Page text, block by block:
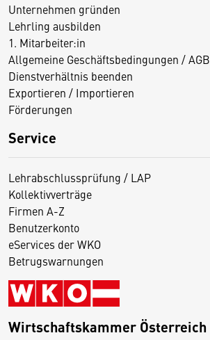
Unternehmen gründen
Lehrling ausbilden
1. Mitarbeiter:in
Allgemeine Geschäftsbedingungen / AGB
Dienstverhältnis beenden
Exportieren / Importieren
Förderungen
Service
Lehrabschlussprüfung / LAP
Kollektivverträge
Firmen A-Z
Benutzerkonto
eServices der WKO
Betrugswarnungen
Wirtschaftskammer Österreich